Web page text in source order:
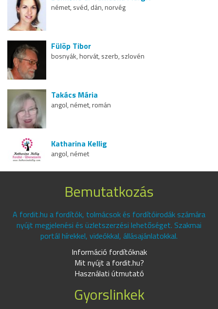
német, svéd, dán, norvég
Fülöp Tibor
bosnyák, horvát, szerb, szlovén
Takács Mária
angol, német, román
Katharina Kellig
angol, német
Bemutatkozás
A fordit.hu a fordítók, tolmácsok és fordítóirodák számára
nyújt megjelenési és üzletszerzési lehetőséget. Szakmai
portál hírekkel, videókkal, állásajánlatokkal.
Információ fordítóknak
Mit nyújt a fordit.hu?
Használati útmutató
Gyorslinkek